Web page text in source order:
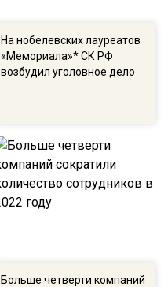
На нобелевских лауреатов
«Мемориала»* СК РФ
возбудил уголовное дело
Больше четверти компаний